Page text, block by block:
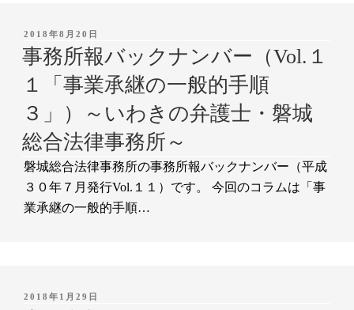
投
稿
日:
2018年8月20日
事務所報バックナンバー（Vol.１
１「事業承継の一般的手順
３」）～いわきの弁護士・磐城
総合法律事務所～
磐城総合法律事務所の事務所報バックナンバー（平成
３０年７月発行Vol.１１）です。 今回のコラムは「事
業承継の一般的手順…
投
2018年1月29日